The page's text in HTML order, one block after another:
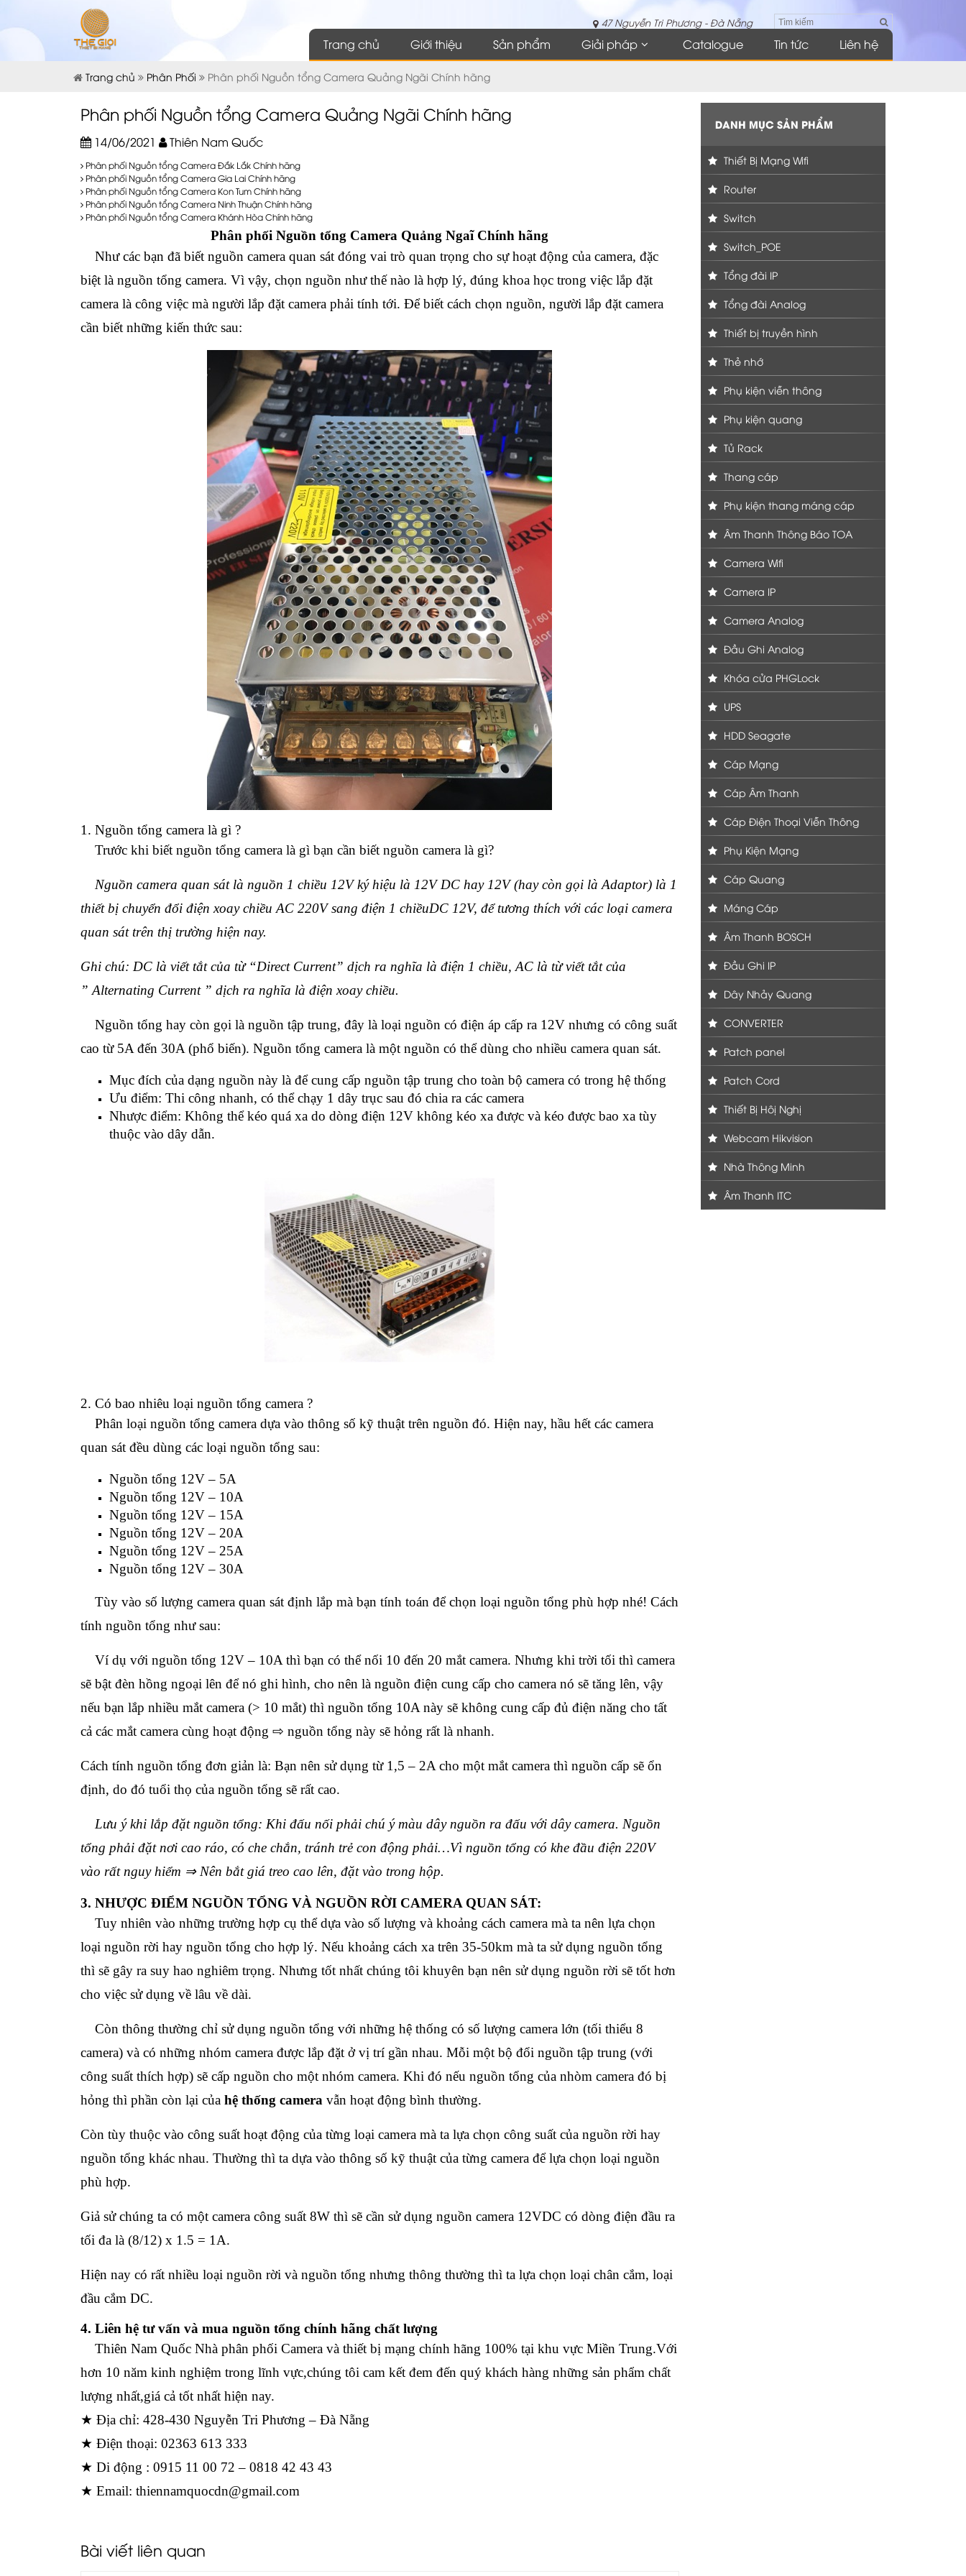
47 Nguyễn Tri Phương - Đà Nẵng
Trang chủ Giới thiệu Sản phẩm Giải pháp Catalogue Tin tức Liên hệ
Trang chủ Phân Phối Phân phối Nguồn tổng Camera Quảng Ngãi Chính hãng
Phân phối Nguồn tổng Camera Quảng Ngãi Chính hãng
14/06/2021 Thiên Nam Quốc
Phân phối Nguồn tổng Camera Đắk Lắk Chính hãng
Phân phối Nguồn tổng Camera Gia Lai Chính hãng
Phân phối Nguồn tổng Camera Kon Tum Chính hãng
Phân phối Nguồn tổng Camera Ninh Thuận Chính hãng
Phân phối Nguồn tổng Camera Khánh Hòa Chính hãng
Phân phối Nguồn tổng Camera Quảng Ngaĩ Chính hãng
Như các bạn đã biết nguồn camera quan sát đóng vai trò quan trọng cho sự hoạt động của camera, đặc
biệt là nguồn tổng camera. Vì vậy, chọn nguồn như thế nào là hợp lý, đúng khoa học trong việc lắp đặt
camera là công việc mà người lắp đặt camera phải tính tới. Để biết cách chọn nguồn, người lắp đặt camera
cần biết những kiến thức sau:
1. Nguồn tổng camera là gì ?
Trước khi biết nguồn tổng camera là gì bạn cần biết nguồn camera là gì?
Nguồn camera quan sát là nguồn 1 chiều 12V ký hiệu là 12V DC hay 12V (hay còn gọi là Adaptor) là 1
thiết bị chuyển đổi điện xoay chiều AC 220V sang điện 1 chiềuDC 12V, để tương thích với các loại camera
quan sát trên thị trường hiện nay.
Ghi chú: DC là viết tắt của từ “Direct Current” dịch ra nghĩa là điện 1 chiều, AC là từ viết tắt của
” Alternating Current ” dịch ra nghĩa là điện xoay chiều.
Nguồn tổng hay còn gọi là nguồn tập trung, đây là loại nguồn có điện áp cấp ra 12V nhưng có công suất
cao từ 5A đến 30A (phổ biến). Nguồn tổng camera là một nguồn có thể dùng cho nhiều camera quan sát.
Mục đích của dạng nguồn này là để cung cấp nguồn tập trung cho toàn bộ camera có trong hệ thống
Ưu điểm: Thi công nhanh, có thể chạy 1 dây trục sau đó chia ra các camera
Nhược điểm: Không thể kéo quá xa do dòng điện 12V không kéo xa được và kéo được bao xa tùy
thuộc vào dây dẫn.
2. Có bao nhiêu loại nguồn tổng camera ?
Phân loại nguồn tổng camera dựa vào thông số kỹ thuật trên nguồn đó. Hiện nay, hầu hết các camera
quan sát đều dùng các loại nguồn tổng sau:
Nguồn tổng 12V – 5A
Nguồn tổng 12V – 10A
Nguồn tổng 12V – 15A
Nguồn tổng 12V – 20A
Nguồn tổng 12V – 25A
Nguồn tổng 12V – 30A
Tùy vào số lượng camera quan sát định lắp mà bạn tính toán để chọn loại nguồn tổng phù hợp nhé! Cách
tính nguồn tổng như sau:
Ví dụ với nguồn tổng 12V – 10A thì bạn có thể nối 10 đến 20 mắt camera. Nhưng khi trời tối thì camera
sẽ bật đèn hồng ngoại lên để nó ghi hình, cho nên là nguồn điện cung cấp cho camera nó sẽ tăng lên, vậy
nếu bạn lắp nhiều mắt camera (> 10 mắt) thì nguồn tổng 10A này sẽ không cung cấp đủ điện năng cho tất
cả các mắt camera cùng hoạt động ⇨ nguồn tổng này sẽ hỏng rất là nhanh.
Cách tính nguồn tổng đơn giản là: Bạn nên sử dụng từ 1,5 – 2A cho một mắt camera thì nguồn cấp sẽ ổn
định, do đó tuổi thọ của nguồn tổng sẽ rất cao.
Lưu ý khi lắp đặt nguồn tổng: Khi đấu nối phải chú ý màu dây nguồn ra đấu với dây camera. Nguồn
tổng phải đặt nơi cao ráo, có che chắn, tránh trẻ con động phải…Vì nguồn tổng có khe đầu điện 220V
vào rất nguy hiểm ⇒ Nên bắt giá treo cao lên, đặt vào trong hộp.
3. NHƯỢC ĐIỂM NGUỒN TỔNG VÀ NGUỒN RỜI CAMERA QUAN SÁT:
Tuy nhiên vào những trường hợp cụ thể dựa vào số lượng và khoảng cách camera mà ta nên lựa chọn
loại nguồn rời hay nguồn tổng cho hợp lý. Nếu khoảng cách xa trên 35-50km mà ta sử dụng nguồn tổng
thì sẽ gây ra suy hao nghiêm trọng. Nhưng tốt nhất chúng tôi khuyên bạn nên sử dụng nguồn rời sẽ tốt hơn
cho việc sử dụng về lâu về dài.
Còn thông thường chỉ sử dụng nguồn tổng với những hệ thống có số lượng camera lớn (tối thiểu 8
camera) và có những nhóm camera được lắp đặt ở vị trí gần nhau. Mỗi một bộ đổi nguồn tập trung (với
công suất thích hợp) sẽ cấp nguồn cho một nhóm camera. Khi đó nếu nguồn tổng của nhòm camera đó bị
hỏng thì phần còn lại của hệ thống camera vẫn hoạt động bình thường.
Còn tùy thuộc vào công suất hoạt động của từng loại camera mà ta lựa chọn công suất của nguồn rời hay
nguồn tổng khác nhau. Thường thì ta dựa vào thông số kỹ thuật của từng camera để lựa chọn loại nguồn
phù hợp.
Giả sử chúng ta có một camera công suất 8W thì sẽ cần sử dụng nguồn camera 12VDC có dòng điện đầu ra
tối đa là (8/12) x 1.5 = 1A.
Hiện nay có rất nhiều loại nguồn rời và nguồn tổng nhưng thông thường thì ta lựa chọn loại chân cắm, loại
đầu cắm DC.
4. Liên hệ tư vấn và mua nguồn tổng chính hãng chất lượng
Thiên Nam Quốc Nhà phân phối Camera và thiết bị mạng chính hãng 100% tại khu vực Miền Trung.Với
hơn 10 năm kinh nghiệm trong lĩnh vực,chúng tôi cam kết đem đến quý khách hàng những sản phẩm chất
lượng nhất,giá cả tốt nhất hiện nay.
★ Địa chỉ: 428-430 Nguyễn Tri Phương – Đà Nẵng
★ Điện thoại: 02363 613 333
★ Di động : 0915 11 00 72 – 0818 42 43 43
★ Email: thiennamquocdn@gmail.com
Bài viết liên quan
DANH MỤC SẢN PHẨM
Thiết Bị Mạng Wifi
Router
Switch
Switch_POE
Tổng đài IP
Tổng đài Analog
Thiết bị truyền hình
Thẻ nhớ
Phụ kiện viễn thông
Phụ kiện quang
Tủ Rack
Thang cáp
Phụ kiện thang máng cáp
Âm Thanh Thông Báo TOA
Camera Wifi
Camera IP
Camera Analog
Đầu Ghi Analog
Khóa cửa PHGLock
UPS
HDD Seagate
Cáp Mạng
Cáp Âm Thanh
Cáp Điện Thoại Viễn Thông
Phụ Kiện Mạng
Cáp Quang
Máng Cáp
Âm Thanh BOSCH
Đầu Ghi IP
Dây Nhảy Quang
CONVERTER
Patch panel
Patch Cord
Thiết Bị Hôị Nghị
Webcam Hikvision
Nhà Thông Minh
Âm Thanh ITC